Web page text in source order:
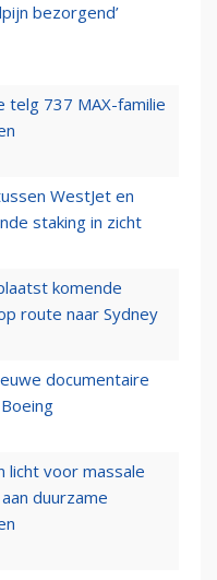
bezorgend’
telg 737 MAX-familie
WestJet en
staking in zicht
komende
route naar Sydney
documentaire
licht voor massale
duurzame